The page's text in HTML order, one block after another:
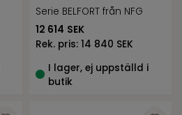
Ø160
Serie BELFORT från NFG
12 614 SEK
Rek. pris: 14 840 SEK
I lager, ej uppställd i
butik